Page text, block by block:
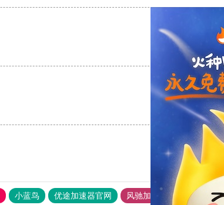
小蓝鸟 优途加速器官网 风驰加速器 旋风加速器